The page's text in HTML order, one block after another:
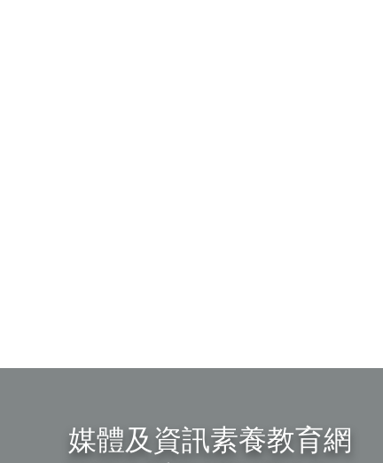
媒體及資訊素養教育網